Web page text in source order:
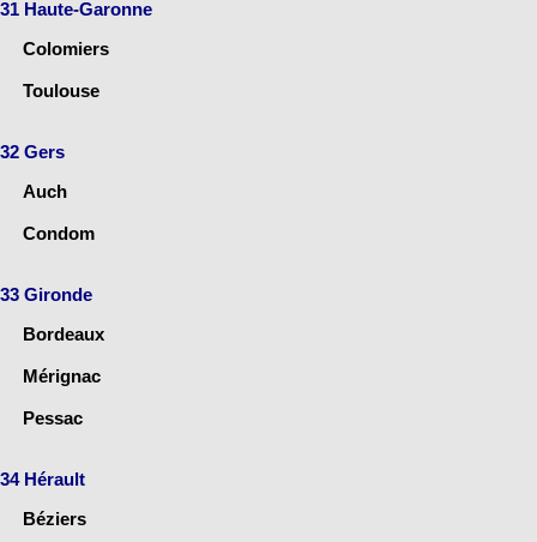
31 Haute-Garonne
Colomiers
Toulouse
32 Gers
Auch
Condom
33 Gironde
Bordeaux
Mérignac
Pessac
34 Hérault
Béziers